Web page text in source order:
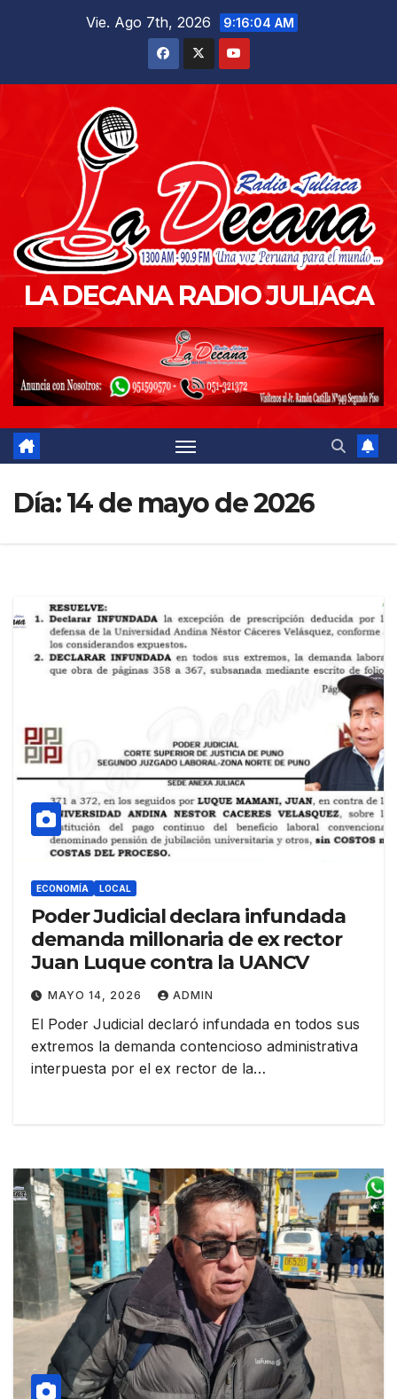
Vie. Ago 7th, 2026 9:16:06 AM
LA DECANA RADIO JULIACA
Día:14 de mayo de 2026
ECONOMÍA LOCAL
Poder Judicial declara infundada
demanda millonaria de ex rector
Juan Luque contra la UANCV
MAYO 14, 2026 ADMIN
El Poder Judicial declaró infundada en todos sus
extremos la demanda contencioso administrativa
interpuesta por el ex rector de la…